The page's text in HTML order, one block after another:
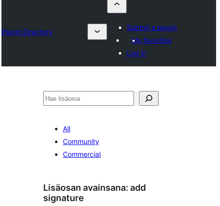
Plugin Directory
Submit a plugin
My favorites
Log in
Etsi
All
Community
Commercial
Lisäosan avainsana: add
signature